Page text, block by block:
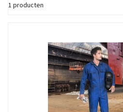
1 producten